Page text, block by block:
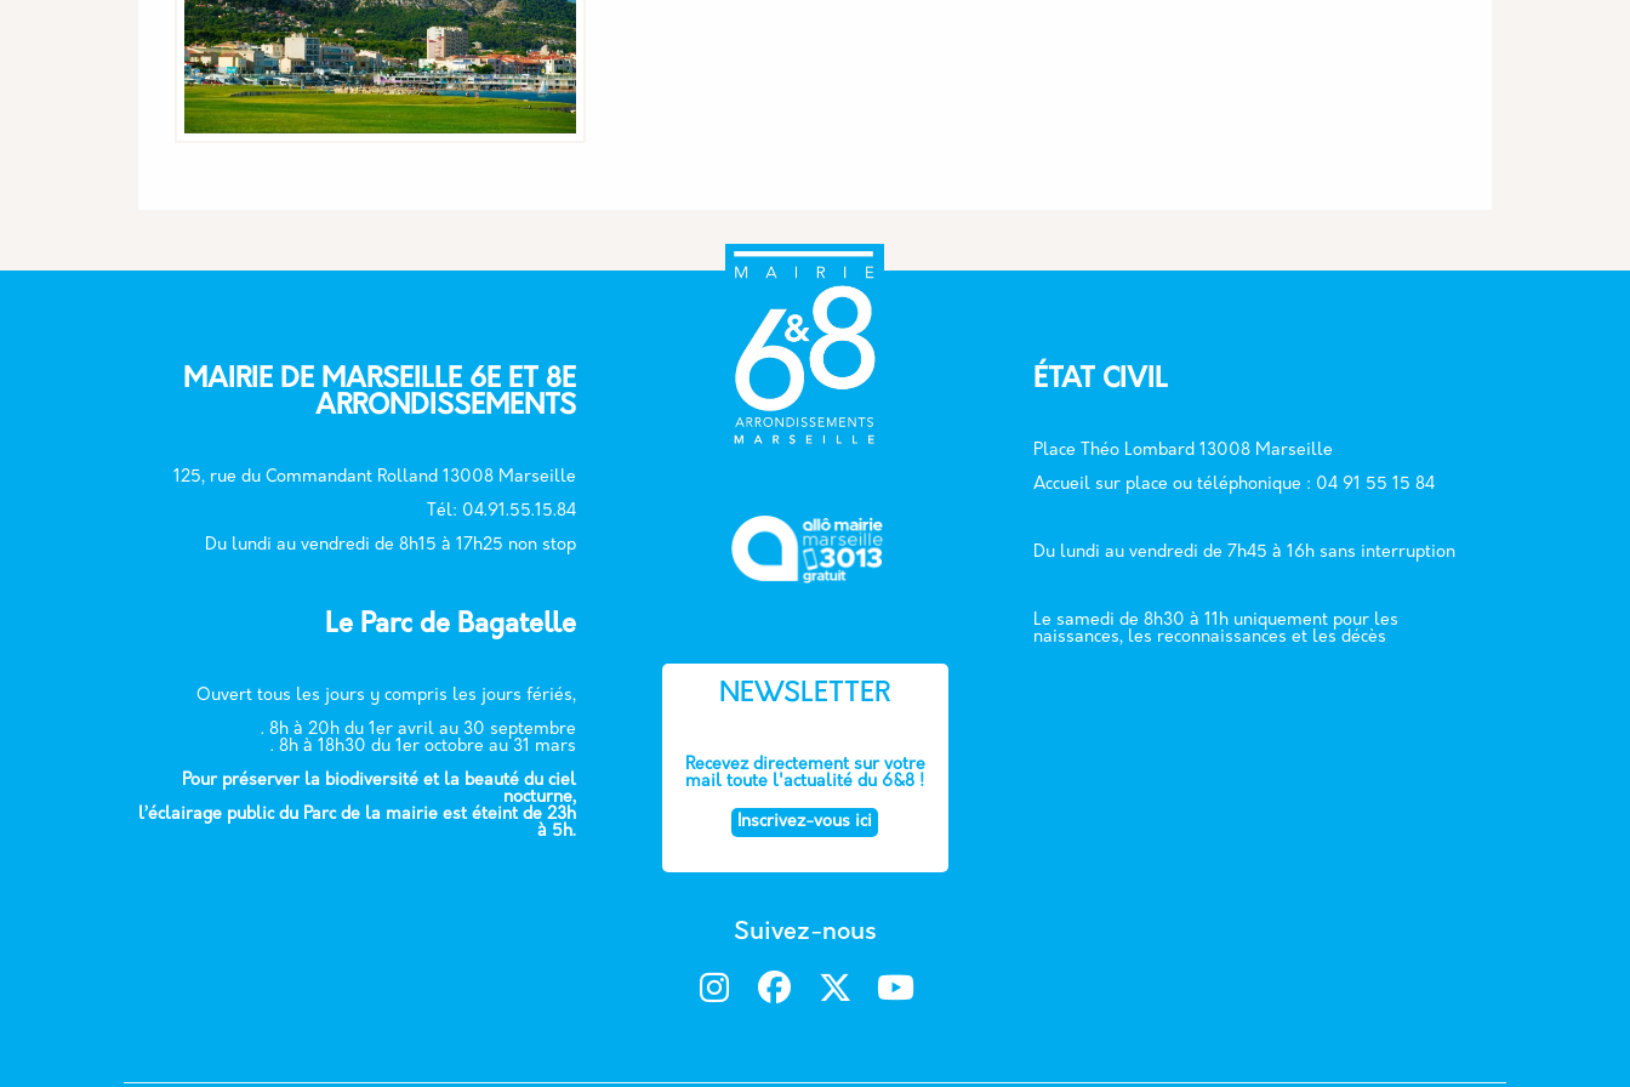
MAIRIE DE MARSEILLE 6E ET 8E
ARRONDISSEMENTS
125, rue du Commandant Rolland 13008 Marseille
Tél: 04.91.55.15.84
Du lundi au vendredi de 8h15 à 17h25 non stop
Le Parc de Bagatelle
Ouvert tous les jours y compris les jours fériés,
. 8h à 20h du 1er avril au 30 septembre
. 8h à 18h30 du 1er octobre au 31 mars
Pour préserver la biodiversité et la beauté du ciel
nocturne,
l’éclairage public du Parc de la mairie est éteint de 23h
à 5h.
NEWSLETTER
Recevez directement sur votre
mail toute l'actualité du 6&8 !
Inscrivez-vous ici
Suivez-nous
ÉTAT CIVIL
Place Théo Lombard 13008 Marseille
Accueil sur place ou téléphonique : 04 91 55 15 84
Du lundi au vendredi de 7h45 à 16h sans interruption
Le samedi de 8h30 à 11h uniquement pour les
naissances, les reconnaissances et les décès